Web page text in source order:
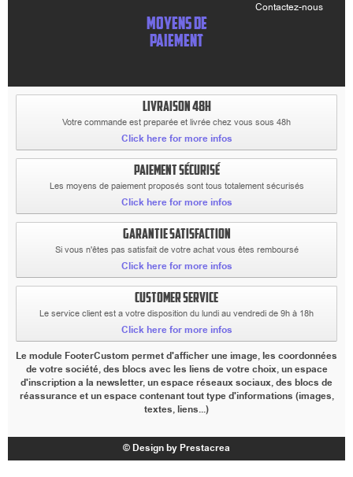
Contactez-nous
MOYENS DE
PAIEMENT
LIVRAISON 48H
Votre commande est preparée et livrée chez vous sous 48h
Click here for more infos
PAIEMENT SÉCURISÉ
Les moyens de paiement proposés sont tous totalement sécurisés
Click here for more infos
GARANTIE SATISFACTION
Si vous n'êtes pas satisfait de votre achat vous êtes remboursé
Click here for more infos
CUSTOMER SERVICE
Le service client est a votre disposition du lundi au vendredi de 9h à 18h
Click here for more infos
Le module FooterCustom permet d'afficher une image, les coordonnées
de votre société, des blocs avec les liens de votre choix, un espace
d'inscription a la newsletter, un espace réseaux sociaux, des blocs de
réassurance et un espace contenant tout type d'informations (images,
textes, liens...)
© Design by Prestacrea